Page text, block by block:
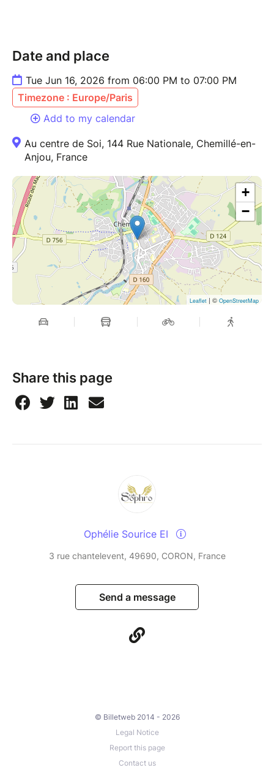
Date and place
Tue Jun 16, 2026 from 06:00 PM to 07:00 PM
Timezone : Europe/Paris
Add to my calendar
Au centre de Soi, 144 Rue Nationale, Chemillé-en-
Anjou, France
+
−
Leaflet | © OpenStreetMap
Share this page
Ophélie Sourice EI
3 rue chantelevent, 49690, CORON, France
Send a message
© Billetweb 2014 - 2026
Legal Notice
Report this page
Contact us